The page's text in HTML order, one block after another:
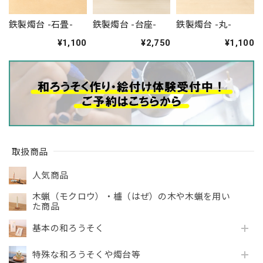
取扱商品
人気商品
木蝋（モクロウ）・櫨（はぜ）の木や木蝋を用い
た商品
基本の和ろうそく
特殊な和ろうそくや燭台等
鉄製燭台 -石畳-
¥1,100
鉄製燭台 -台座-
¥2,750
鉄製燭台 -丸-
¥1,100